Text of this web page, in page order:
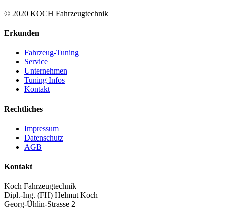
© 2020 KOCH Fahrzeugtechnik
Erkunden
Fahrzeug-Tuning
Service
Unternehmen
Tuning Infos
Kontakt
Rechtliches
Impressum
Datenschutz
AGB
Kontakt
Koch Fahrzeugtechnik
Dipl.-Ing. (FH) Helmut Koch
Georg-Ühlin-Strasse 2